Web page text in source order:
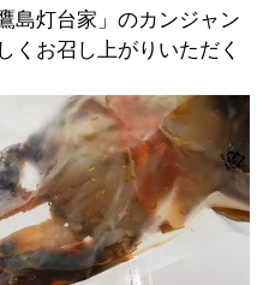
島灯台家」のカンジャン
くお召し上がりいただく